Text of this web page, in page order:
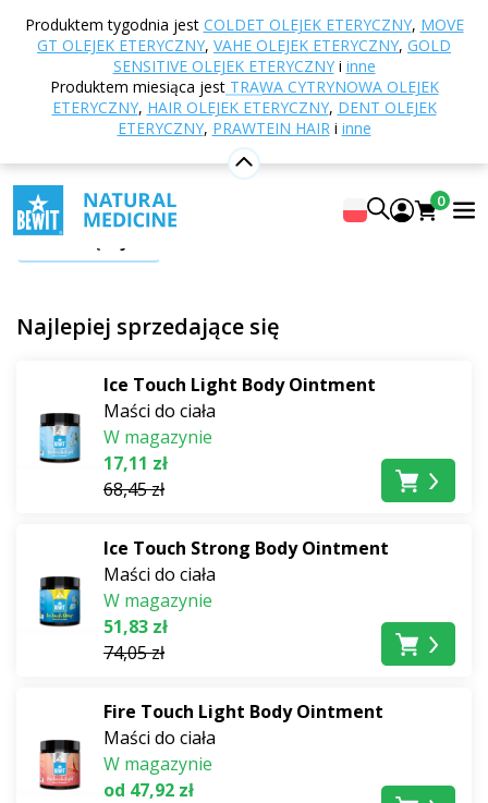
Produktem tygodnia jest COLDET OLEJEK ETERYCZNY, MOVE
GT OLEJEK ETERYCZNY, VAHE OLEJEK ETERYCZNY, GOLD
SENSITIVE OLEJEK ETERYCZNYi inne
Produktem miesiąca jest TRAWA CYTRYNOWA OLEJEK
ETERYCZNY, HAIR OLEJEK ETERYCZNY, DENT OLEJEK
ETERYCZNY, PRAWTEIN HAIRi inne
0
Strona główna
Pielęgnacja ciała
Maści do ciała
Maści do ciała
Energetyzujące i chłodzące maści do ciała -
wszechstronni pomocnicy
Odkryj niezwykłedziałanie rewitalizującenaszych w
100% naturalnych maści, których moc tkwi w unikalnej
głębokiemu odprężeniuirozluźnieniu
Dzięki dopracowanej kompozycji silnie odświeżających
olejków eterycznych,
i dodają sił
nawet w stanach, gdy "nie czujesz się wyraźnie".
Niezbędna część każdejnaturalny zestaw pierwszej
pomocy
Pokaż więcej
Najlepiej sprzedające się
Ice Touch Light Body Ointment
Maści do ciała
W magazynie
17,11 zł
68,45 zł
Ice Touch Strong Body Ointment
Maści do ciała
W magazynie
51,83 zł
74,05 zł
Fire Touch Light Body Ointment
Maści do ciała
W magazynie
od 47,92 zł